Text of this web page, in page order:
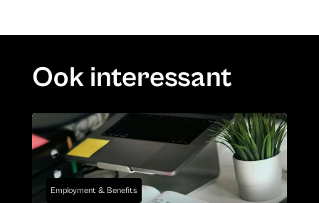
Ook interessant
Employment & Benefits